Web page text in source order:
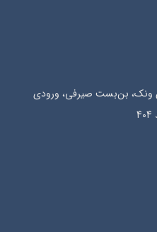
ونک، بن‌بست صیرفی، ورودی